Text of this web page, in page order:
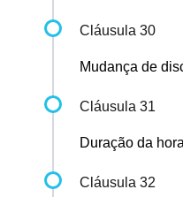
Cláusula 30
Mudança de
Cláusula 31
Duração da
Cláusula 32